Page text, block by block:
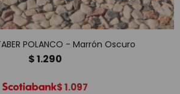
POLANCO - Marrón Oscuro
$1.290
$1.097